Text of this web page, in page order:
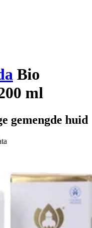
Bio
ml
gemengde huid